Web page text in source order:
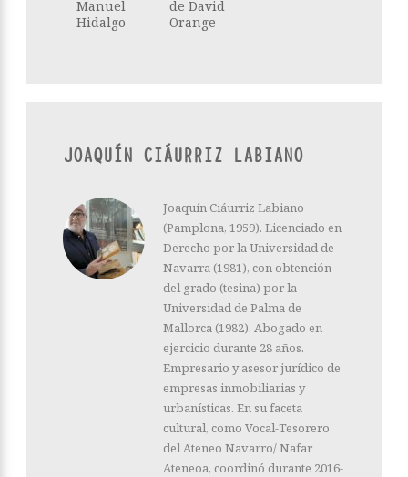
Manuel
Hidalgo
de David
Orange
JOAQUÍN CIÁURRIZ LABIANO
Joaquín Ciáurriz Labiano
(Pamplona, 1959). Licenciado en
Derecho por la Universidad de
Navarra (1981), con obtención
del grado (tesina) por la
Universidad de Palma de
Mallorca (1982). Abogado en
ejercicio durante 28 años.
Empresario y asesor jurídico de
empresas inmobiliarias y
urbanísticas. En su faceta
cultural, como Vocal-Tesorero
del Ateneo Navarro/ Nafar
Ateneoa, coordinó durante 2016-